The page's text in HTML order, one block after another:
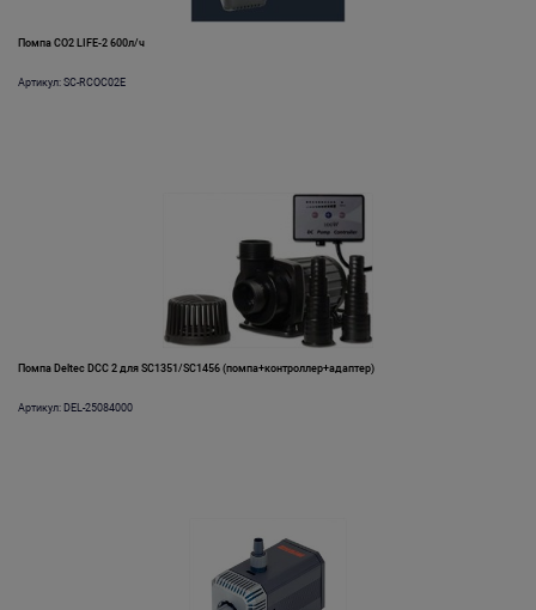
Помпа CO2 LIFE-2 600л/ч
Артикул: SC-RCOC02E
Помпа Deltec DCC 2 для SC1351/SC1456 (помпа+контроллер+адаптер)
Артикул: DEL-25084000